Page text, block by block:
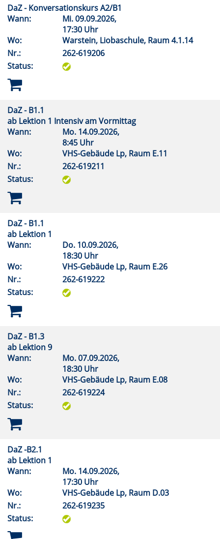
DaZ - Konversationskurs A2/B1
Wann:
Mi.09.09.2026,
17:30 Uhr
Wo:
Warstein, Liobaschule, Raum 4.1.14
Nr.:
262-619206
Status:
DaZ - B1.1
ab Lektion 1 Intensiv am Vormittag
Wann:
Mo. 14.09.2026,
8:45 Uhr
Wo:
VHS-Gebäude Lp, Raum E.11
Nr.:
262-619211
Status:
DaZ - B1.1
ab Lektion 1
Wann:
Do. 10.09.2026,
18:30 Uhr
Wo:
VHS-Gebäude Lp, Raum E.26
Nr.:
262-619222
Status:
DaZ - B1.3
ab Lektion 9
Wann:
Mo.07.09.2026,
18:30 Uhr
Wo:
VHS-Gebäude Lp, Raum E.08
Nr.:
262-619224
Status:
DaZ -B2.1
ab Lektion 1
Wann:
Mo. 14.09.2026,
17:30 Uhr
Wo:
VHS-Gebäude Lp, Raum D.03
Nr.:
262-619235
Status: